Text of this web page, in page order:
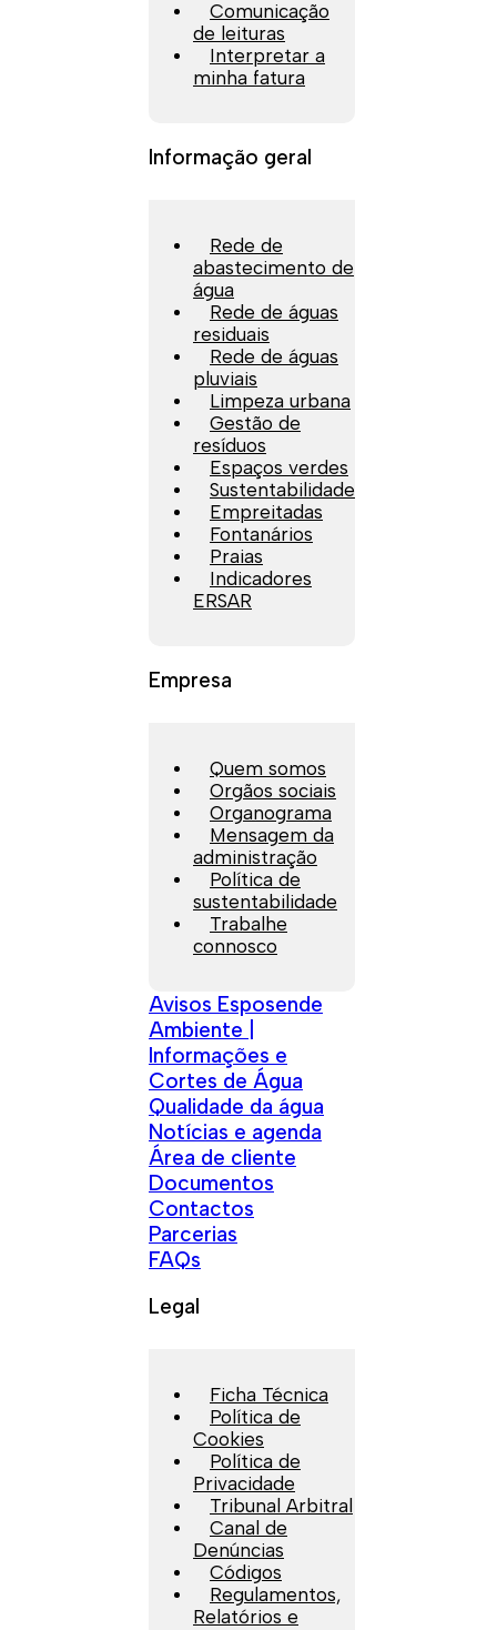
Comunicação
de leituras
Interpretar a
minha fatura
Informação geral
Rede de
abastecimento de
água
Rede de águas
residuais
Rede de águas
pluviais
Limpeza urbana
Gestão de
resíduos
Espaços verdes
Sustentabilidade
Empreitadas
Fontanários
Praias
Indicadores
ERSAR
Empresa
Quem somos
Orgãos sociais
Organograma
Mensagem da
administração
Política de
sustentabilidade
Trabalhe
connosco
Avisos Esposende
Ambiente |
Informações e
Cortes de Água
Qualidade da água
Notícias e agenda
Área de cliente
Documentos
Contactos
Parcerias
FAQs
Legal
Ficha Técnica
Política de
Cookies
Política de
Privacidade
Tribunal Arbitral
Canal de
Denúncias
Códigos
Regulamentos,
Relatórios e